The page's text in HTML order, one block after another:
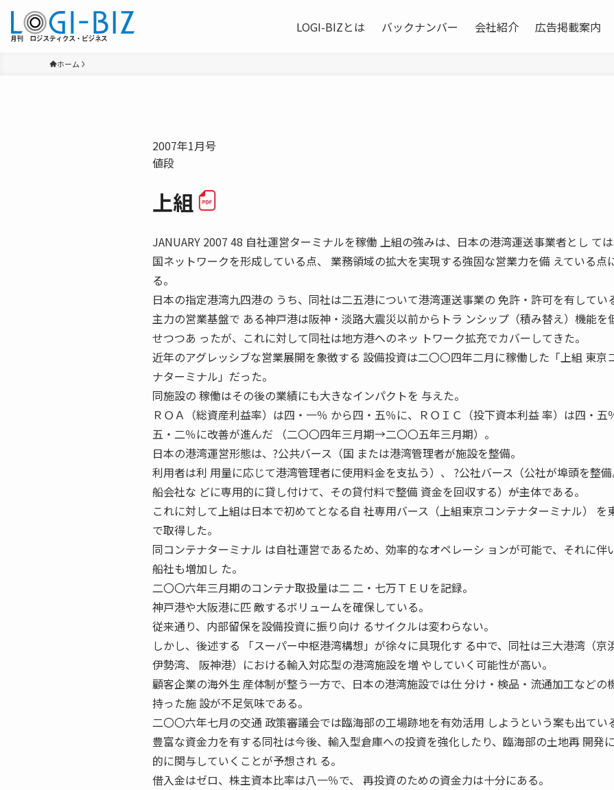
LOGI-BIZとは バックナンバー 会社紹介 広告掲載案内
ホーム
2007年1月号
値段
上組
JANUARY 2007 48 自社運営ターミナルを稼働 上組の強みは、日本の港湾運送事業者とし て
国ネットワークを形成している点、 業務領域の拡大を実現する強固な営業力を備 えている点
る。
日本の指定港湾九四港の うち、同社は二五港について港湾運送事業の 免許・許可を有してい
主力の営業基盤で ある神戸港は阪神・淡路大震災以前からトラ ンシップ（積み替え）機能を
せつつあ ったが、これに対して同社は地方港へのネッ トワーク拡充でカバーしてきた。
近年のアグレッシブな営業展開を象徴する 設備投資は二〇〇四年二月に稼働した「上組 東京
ナターミナル」だった。
同施設の 稼働はその後の業績にも大きなインパクトを 与えた。
ＲＯＡ（総資産利益率）は四・一％ から四・五％に、ＲＯＩＣ（投下資本利益 率）は四・五
五・二％に改善が進んだ （二〇〇四年三月期→二〇〇五年三月期）。
日本の港湾運営形態は、?公共バース（国 または港湾管理者が施設を整備。
利用者は利 用量に応じて港湾管理者に使用料金を支払う）、 ?公社バース（公社が埠頭を整備
船会社な どに専用的に貸し付けて、その貸付料で整備 資金を回収する）――が主体である。
これに対して上組は日本で初めてとなる自 社専用バース（上組東京コンテナターミナル） を
で取得した。
同コンテナターミナル は自社運営であるため、効率的なオペレーシ ョンが可能で、それに伴
船社も増加し た。
二〇〇六年三月期のコンテナ取扱量は二 二・七万ＴＥＵを記録。
神戸港や大阪港に匹 敵するボリュームを確保している。
従来通り、内部留保を設備投資に振り向け るサイクルは変わらない。
しかし、後述する 「スーパー中枢港湾構想」が徐々に具現化す る中で、同社は三大港湾（京
伊勢湾、 阪神港）における輸入対応型の港湾施設を増 やしていく可能性が高い。
顧客企業の海外生 産体制が整う一方で、日本の港湾施設では仕 分け・検品・流通加工などの
持った施 設が不足気味である。
二〇〇六年七月の交通 政策審議会では臨海部の工場跡地を有効活用 しようという案も出てい
豊富な資金力を有する同社は今後、輸入型倉庫への投資を強化したり、臨海部の土地再 開発
的に関与していくことが予想され る。
借入金はゼロ、株主資本比率は八一％で、 再投資のための資金力は十分にある。